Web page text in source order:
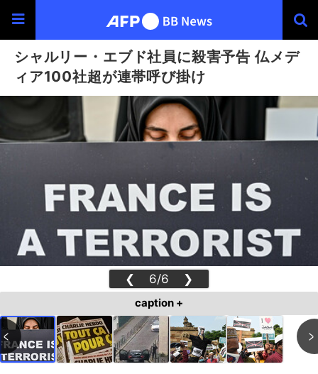
シャルリー・エブド社員に殺害予告 仏メデ
ィア100社超が連帯呼び掛け
❮ 6/6 ❯
caption +